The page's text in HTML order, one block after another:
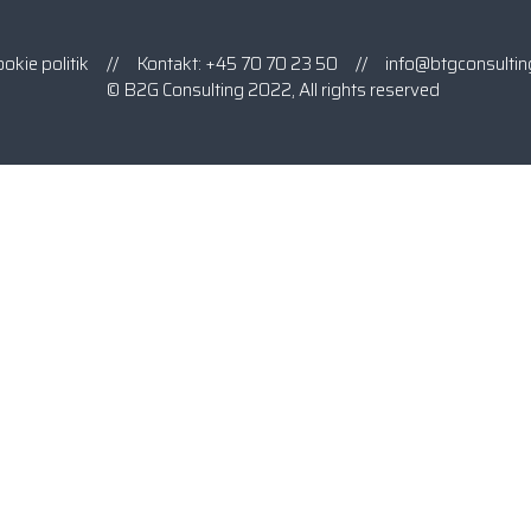
politik // Kontakt: +45 70 70 23 50 //
© B2G Consulting 2022, All rights reserved